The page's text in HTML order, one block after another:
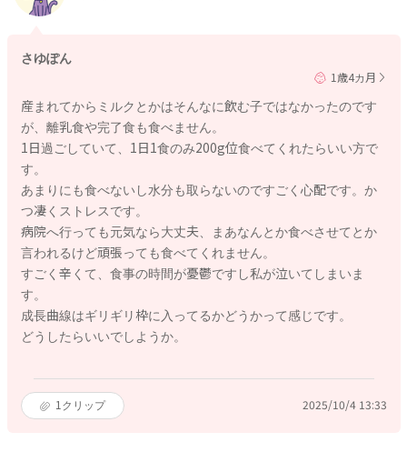
さゆぽん
1歳4カ月
産まれてからミルクとかはそんなに飲む子ではなかったのです
が、離乳食や完了食も食べません。
1日過ごしていて、1日1食のみ200g位食べてくれたらいい方で
す。
あまりにも食べないし水分も取らないのですごく心配です。か
つ凄くストレスです。
病院へ行っても元気なら大丈夫、まあなんとか食べさせてとか
言われるけど頑張っても食べてくれません。
すごく辛くて、食事の時間が憂鬱ですし私が泣いてしまいま
す。
成長曲線はギリギリ枠に入ってるかどうかって感じです。
どうしたらいいでしようか。
1 クリップ 2025/10/4 13:33